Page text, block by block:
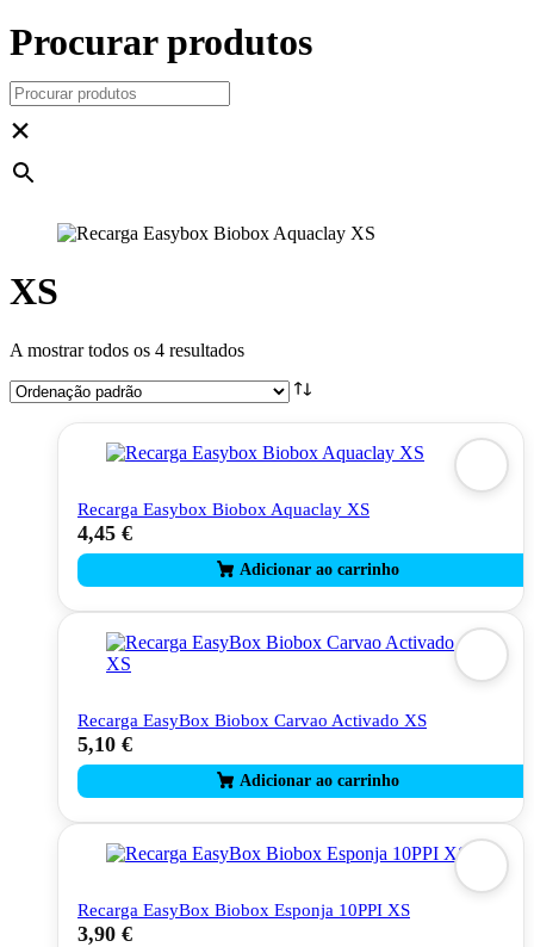
Procurar produtos
×
XS
A mostrar todos os 4 resultados
Recarga Easybox Biobox Aquaclay XS
4,45 €
Recarga EasyBox Biobox Carvao Activado XS
5,10 €
Recarga EasyBox Biobox Esponja 10PPI XS
3,90 €